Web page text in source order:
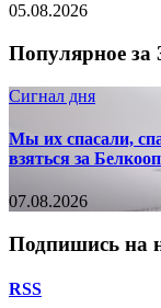
05.08.2026
Популярное за
Сигнал дня
Мы их спасали,
взяться за
07.08.2026
Подпишись на
RSS